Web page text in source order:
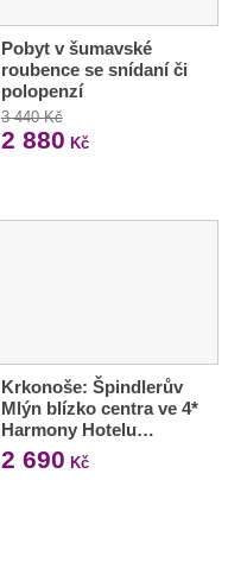
Pobyt v šumavské
roubence se snídaní či
polopenzí
3 440 Kč
2 880 Kč
Krkonoše: Špindlerův
Mlýn blízko centra ve 4*
Harmony Hotelu…
2 690 Kč